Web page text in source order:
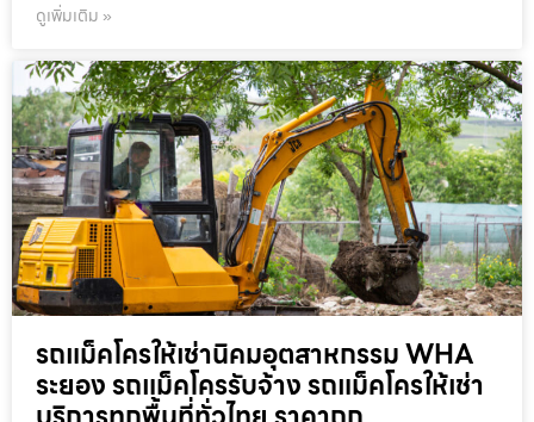
ดูเพิ่มเติม »
รถแม็คโครให้เช่านิคมอุตสาหกรรม WHA
ระยอง รถแม็คโครรับจ้าง รถแม็คโครให้เช่า